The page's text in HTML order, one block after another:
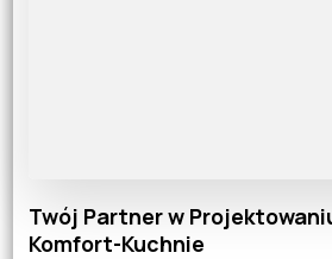
Twój Partner w
Komfort-Kuchnie